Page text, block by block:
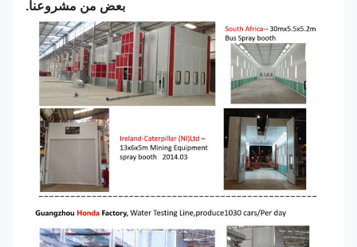
بعض من مشروعنا.